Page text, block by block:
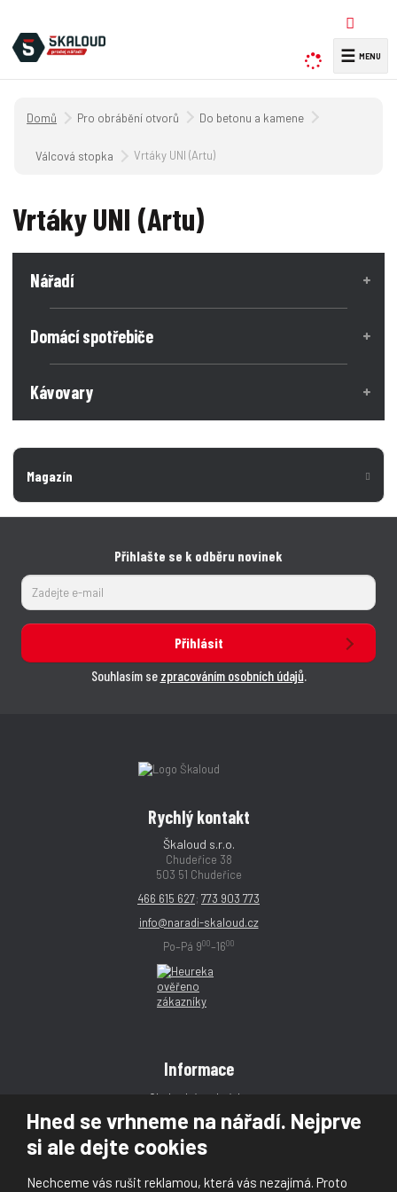
Hned se vrhneme na nářadí. Nejprve
si ale dejte cookies
Nechceme vás rušit reklamou, která vás nezajímá. Proto
y
l
☰
Úvodní strana
Pro obrábění otvorů Do betonu a kamene
Válcová stopka Vrtáky UNI (Artu)
Vrtáky UNI (Artu)
Nářadí
Domácí spotřebiče
Kávovary
Magazín
Přihlašte se k odběru novinek
Přihlásit
Souhlasím se zpracováním osobních údajů.
Rychlý kontakt
Škaloud s.r.o.
Chudeřice 38
503 51 Chudeřice
466 615 627; 773 903 773
info@naradi-skaloud.cz
Po–Pá 900–1600
Informace
Obchodní podmínky
Reklamace
Magazín